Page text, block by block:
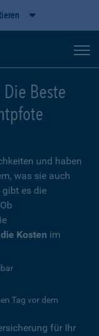
Beste
und haben
was sie auch
es die
Kosten im
Tag vor dem
für Ihr